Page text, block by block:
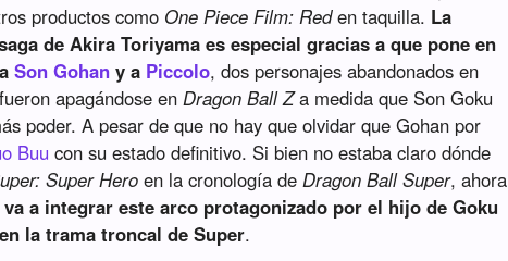
productos como One Piece Film: Reden taquilla. La
de Akira Toriyama es especial gracias a que pone en
Son Gohan y a Piccolo, dos personajes abandonados en
apagándose enDragon Ball Za medida que Son Goku
poder. A pesar de que no hay que olvidar que Gohan por
Buu con su estado definitivo. Si bien no estaba claro dónde
Super Hero en la cronología deDragon Ball Super, ahora
a integrar este arco protagonizado por el hijo de Goku
la trama troncal de Super.